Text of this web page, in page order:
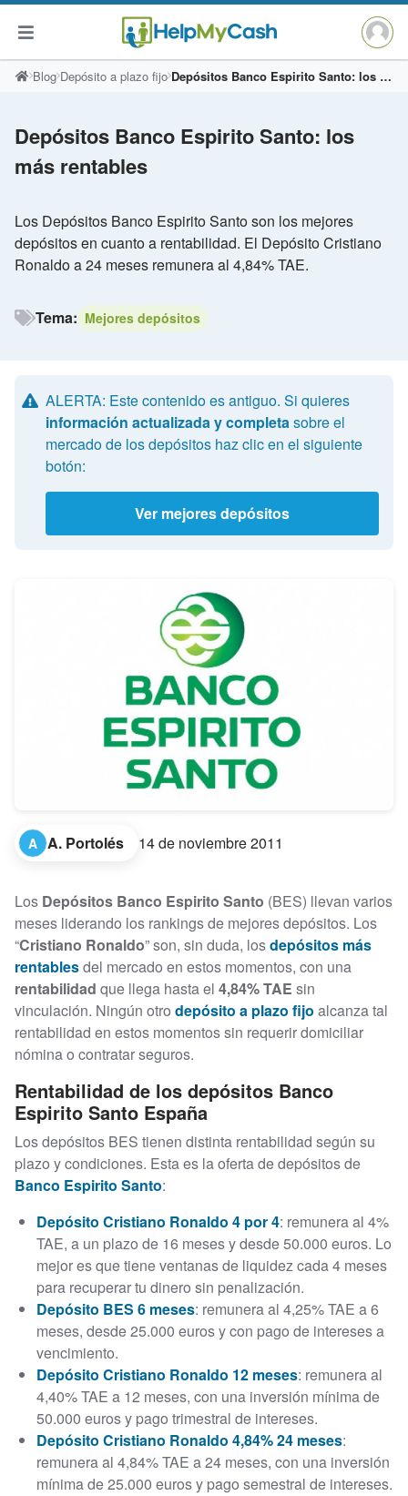
SaltarBlog Depósito a plazo fijo Depósitos Banco Espirito Santo: los más rentables
Depósitos Banco Espirito Santo: los
más rentables
Los Depósitos Banco Espirito Santo son los mejores
depósitos en cuanto a rentabilidad. El Depósito Cristiano
Ronaldo a 24 meses remunera al 4,84% TAE.
Tema: Mejores depósitos
ALERTA: Este contenido es antiguo. Si quieres
información actualizada y completa sobre el
mercado de los depósitos haz clic en el siguiente
botón:
Ver mejores depósitos
A A. Portolés 14 de noviembre 2011
Los Depósitos Banco Espirito Santo (BES) llevan varios
meses liderando los rankings de mejores depósitos. Los
“Cristiano Ronaldo” son, sin duda, losdepósitos más
rentablesdel mercado en estos momentos, con una
rentabilidad que llega hasta el 4,84% TAE sin
vinculación. Ningún otro depósito a plazo fijo alcanza tal
rentabilidad en estos momentos sin requerir domiciliar
nómina o contratar seguros.
Rentabilidad de los depósitos Banco
Espirito Santo España
Los depósitos BES tienen distinta rentabilidad según su
plazo y condiciones. Esta es la oferta de depósitos de
Banco Espirito Santo:
Depósito Cristiano Ronaldo 4 por 4: remunera al 4%
TAE, a un plazo de 16 meses y desde 50.000 euros. Lo
mejor es que tiene ventanas de liquidez cada 4 meses
para recuperar tu dinero sin penalización.
Depósito BES 6 meses: remunera al 4,25% TAE a 6
meses, desde 25.000 euros y con pago de intereses a
vencimiento.
Depósito Cristiano Ronaldo 12 meses: remunera al
4,40% TAE a 12 meses, con una inversión mínima de
50.000 euros y pago trimestral de intereses.
Depósito Cristiano Ronaldo 4,84% 24 meses:
remunera al 4,84% TAE a 24 meses, con una inversión
mínima de 25.000 euros y pago semestral de intereses.